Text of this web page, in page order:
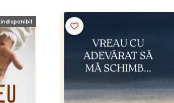
indisponibil